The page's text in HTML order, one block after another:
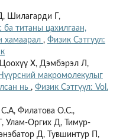
Шилагарди Г,
ба титаны цахилгаан,
хамаарал , Физик Сэтгүүл:
Х, Дэмбэрэл Л,
макромолекулыг
нь , Физик Сэтгүүл: Vol.
Филатова О.С.,
Улам-Оргих Д, Тимур-
Д, Тувшинтур П,